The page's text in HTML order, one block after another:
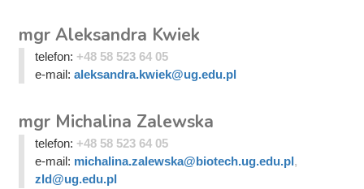
mgr Aleksandra Kwiek
telefon: +48 58 523 64 05
e-mail: aleksandra.kwiek@ug.edu.pl
mgr Michalina Zalewska
telefon: +48 58 523 64 05
e-mail: michalina.zalewska@biotech.ug.edu.pl,
zld@ug.edu.pl